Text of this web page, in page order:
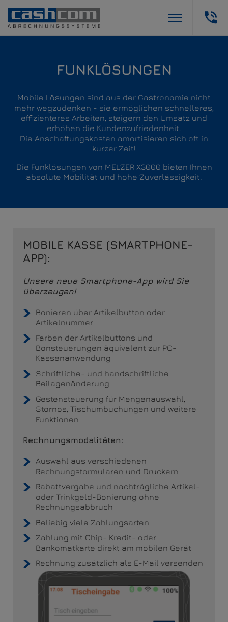
FUNKLÖSUNGEN
Mobile Lösungen sind aus der Gastronomie nicht
mehr wegzudenken - sie ermöglichen schnelleres,
effizienteres Arbeiten, steigern den Umsatz und
erhöhen die Kundenzufriedenheit.
Die Anschaffungskosten amortisieren sich oft in
kurzer Zeit!
Die Funklösungen von MELZER X3000 bieten Ihnen
absolute Mobilität und hohe Zuverlässigkeit.
MOBILE KASSE (SMARTPHONE-
APP):
Unsere neue Smartphone-App wird Sie
überzeugen!
Bonieren über Artikelbutton oder
Artikelnummer
Farben der Artikelbuttons und
Bonsteuerungen äquivalent zur PC-
Kassenanwendung
Schriftliche- und handschriftliche
Beilagenänderung
Gestensteuerung für Mengenauswahl,
Stornos, Tischumbuchungen und weitere
Funktionen
Rechnungsmodalitäten:
Auswahl aus verschiedenen
Rechnungsformularen und Druckern
Rabattvergabe und nachträgliche Artikel-
oder Trinkgeld-Bonierung ohne
Rechnungsabbruch
Beliebig viele Zahlungsarten
Zahlung mit Chip- Kredit- oder
Bankomatkarte direkt am mobilen Gerät
Rechnung zusätzlich als E-Mail versenden